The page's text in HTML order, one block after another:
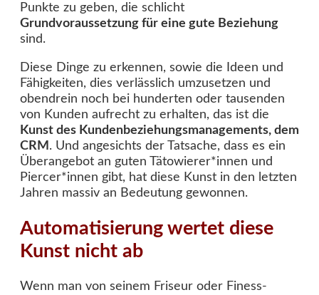
Punkte zu geben, die schlicht
Grundvoraussetzung für eine gute Beziehung
sind.
Diese Dinge zu erkennen, sowie die Ideen und
Fähigkeiten, dies verlässlich umzusetzen und
obendrein noch bei hunderten oder tausenden
von Kunden aufrecht zu erhalten, das ist die
Kunst des Kundenbeziehungsmanagements, dem
CRM . Und angesichts der Tatsache, dass es ein
Überangebot an guten Tätowierer*innen und
Piercer*innen gibt, hat diese Kunst in den letzten
Jahren massiv an Bedeutung gewonnen.
Automatisierung wertet diese
Kunst nicht ab
Wenn man von seinem Friseur oder Finess-